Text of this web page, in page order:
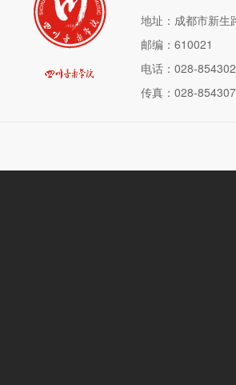
地址：成都市新生
邮编：610021
电话：028-
传真：028-